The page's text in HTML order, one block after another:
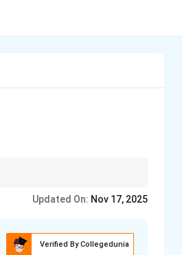
Updated On: Nov 17, 2025
Verified By Collegedunia